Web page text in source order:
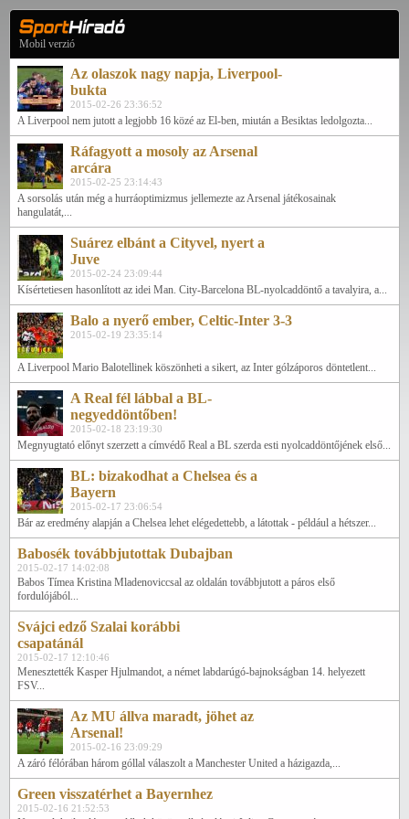
Mobil verzió
Az olaszok nagy napja, Liverpool-
bukta
2015-02-26 23:36:52
A Liverpool nem jutott a legjobb 16 közé az El-ben, miután a Besiktas ledolgozta...
Ráfagyott a mosoly az Arsenal
arcára
2015-02-25 23:14:43
A sorsolás után még a hurráoptimizmus jellemezte az Arsenal játékosainak
hangulatát,...
Suárez elbánt a Cityvel, nyert a
Juve
2015-02-24 23:09:44
Kísértetiesen hasonlított az idei Man. City-Barcelona BL-nyolcaddöntő a tavalyira, a...
Balo a nyerő ember, Celtic-Inter 3-3
2015-02-19 23:35:14
A Liverpool Mario Balotellinek köszönheti a sikert, az Inter gólzáporos döntetlent...
A Real fél lábbal a BL-
negyeddöntőben!
2015-02-18 23:19:30
Megnyugtató előnyt szerzett a címvédő Real a BL szerda esti nyolcaddöntőjének első...
BL: bizakodhat a Chelsea és a
Bayern
2015-02-17 23:06:54
Bár az eredmény alapján a Chelsea lehet elégedettebb, a látottak - például a hétszer...
Babosék továbbjutottak Dubajban
2015-02-17 14:02:08
Babos Tímea Kristina Mladenoviccsal az oldalán továbbjutott a páros első
fordulójából...
Svájci edző Szalai korábbi
csapatánál
2015-02-17 12:10:46
Menesztették Kasper Hjulmandot, a német labdarúgó-bajnokságban 14. helyezett
FSV...
Az MU állva maradt, jöhet az
Arsenal!
2015-02-16 23:09:29
A záró félórában három góllal válaszolt a Manchester United a házigazda,...
Green visszatérhet a Bayernhez
2015-02-16 21:52:53